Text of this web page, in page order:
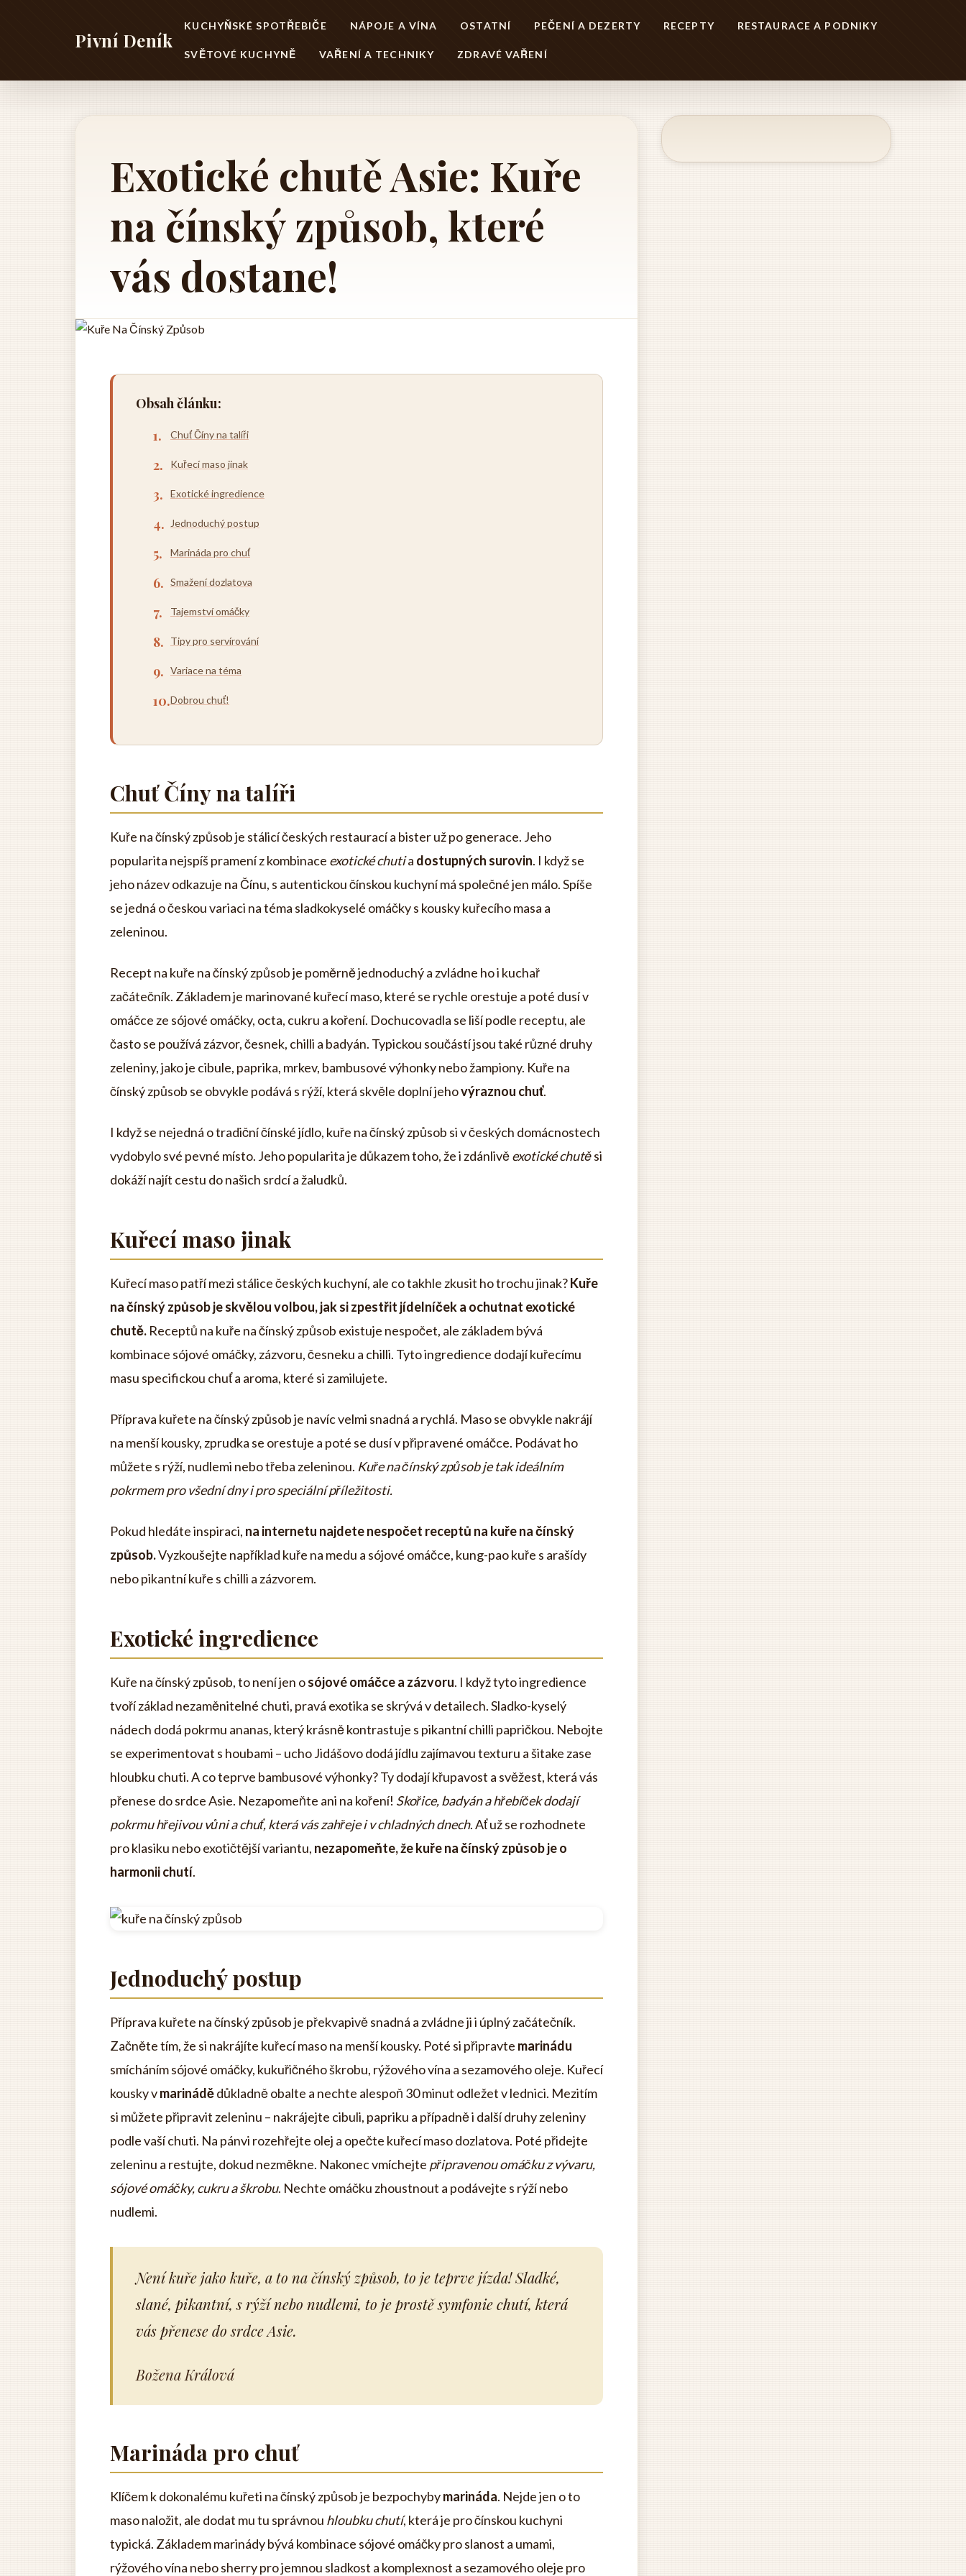
Pivní Deník
KUCHYŇSKÉ SPOTŘEBIČE NÁPOJE A VÍNA OSTATNÍ PEČENÍ A DEZERTY RECEPTY RESTAURACE A PODNIKY
SVĚTOVÉ KUCHYNĚ VAŘENÍ A TECHNIKY ZDRAVÉ VAŘENÍ
Exotické chutě Asie: Kuře
na čínský způsob, které
vás dostane!
Obsah článku:
Chuť Číny na talíři
Kuřecí maso jinak
Exotické ingredience
Jednoduchý postup
Marináda pro chuť
Smažení dozlatova
Tajemství omáčky
Tipy pro servírování
Variace na téma
Dobrou chuť!
Chuť Číny na talíři
Kuře na čínský způsob je stálicí českých restaurací a bister už po generace. Jeho
popularita nejspíš pramení z kombinace exotické chutia dostupných surovin. I když se
jeho název odkazuje na Čínu, s autentickou čínskou kuchyní má společné jen málo. Spíše
se jedná o českou variaci na téma sladkokyselé omáčky s kousky kuřecího masa a
zeleninou.
Recept na kuře na čínský způsob je poměrně jednoduchý a zvládne ho i kuchař
začátečník. Základem je marinované kuřecí maso, které se rychle orestuje a poté dusí v
omáčce ze sójové omáčky, octa, cukru a koření. Dochucovadla se liší podle receptu, ale
často se používá zázvor, česnek, chilli a badyán. Typickou součástí jsou také různé druhy
zeleniny, jako je cibule, paprika, mrkev, bambusové výhonky nebo žampiony. Kuře na
čínský způsob se obvykle podává s rýží, která skvěle doplní jehovýraznou chuť.
I když se nejedná o tradiční čínské jídlo, kuře na čínský způsob si v českých domácnostech
vydobylo své pevné místo. Jeho popularita je důkazem toho, že i zdánlivěexotické chutěsi
dokáží najít cestu do našich srdcí a žaludků.
Kuřecí maso jinak
Kuřecí maso patří mezi stálice českých kuchyní, ale co takhle zkusit ho trochu jinak?Kuře
na čínský způsob je skvělou volbou, jak si zpestřit jídelníček a ochutnat exotické
chutě. Receptů na kuře na čínský způsob existuje nespočet, ale základem bývá
kombinace sójové omáčky, zázvoru, česneku a chilli. Tyto ingredience dodají kuřecímu
masu specifickou chuť a aroma, které si zamilujete.
Příprava kuřete na čínský způsob je navíc velmi snadná a rychlá. Maso se obvykle nakrájí
na menší kousky, zprudka se orestuje a poté se dusí v připravené omáčce. Podávat ho
můžete s rýží, nudlemi nebo třeba zeleninou. Kuře na čínský způsob je tak ideálním
pokrmem pro všední dny i pro speciální příležitosti.
Pokud hledáte inspiraci, na internetu najdete nespočet receptů na kuře na čínský
způsob.Vyzkoušejte například kuře na medu a sójové omáčce, kung-pao kuře s arašídy
nebo pikantní kuře s chilli a zázvorem.
Exotické ingredience
Kuře na čínský způsob, to není jen osójové omáčce a zázvoru. I když tyto ingredience
tvoří základ nezaměnitelné chuti, pravá exotika se skrývá v detailech. Sladko-kyselý
nádech dodá pokrmu ananas, který krásně kontrastuje s pikantní chilli papričkou. Nebojte
se experimentovat s houbami – ucho Jidášovo dodá jídlu zajímavou texturu a šitake zase
hloubku chuti. A co teprve bambusové výhonky? Ty dodají křupavost a svěžest, která vás
přenese do srdce Asie. Nezapomeňte ani na koření! Skořice, badyán a hřebíček dodají
pokrmu hřejivou vůni a chuť, která vás zahřeje i v chladných dnech. Ať už se rozhodnete
pro klasiku nebo exotičtější variantu, nezapomeňte, že kuře na čínský způsob je o
harmonii chutí.
Jednoduchý postup
Příprava kuřete na čínský způsob je překvapivě snadná a zvládne ji i úplný začátečník.
Začněte tím, že si nakrájíte kuřecí maso na menší kousky. Poté si připravte marinádu
smícháním sójové omáčky, kukuřičného škrobu, rýžového vína a sezamového oleje. Kuřecí
kousky vmarinádědůkladně obalte a nechte alespoň 30 minut odležet v lednici. Mezitím
si můžete připravit zeleninu – nakrájejte cibuli, papriku a případně i další druhy zeleniny
podle vaší chuti. Na pánvi rozehřejte olej a opečte kuřecí maso dozlatova. Poté přidejte
zeleninu a restujte, dokud nezměkne. Nakonec vmíchejte připravenou omáčku z vývaru,
sójové omáčky, cukru a škrobu. Nechte omáčku zhoustnout a podávejte s rýží nebo
nudlemi.
Není kuře jako kuře, a to na čínský způsob, to je teprve jízda! Sladké,
slané, pikantní, s rýží nebo nudlemi, to je prostě symfonie chutí, která
vás přenese do srdce Asie.
Božena Králová
Marináda pro chuť
Klíčem k dokonalému kuřeti na čínský způsob je bezpochybymarináda. Nejde jen o to
maso naložit, ale dodat mu tu správnou hloubku chutí, která je pro čínskou kuchyni
typická. Základem marinády bývá kombinace sójové omáčky pro slanost a umami,
rýžového vína nebo sherry pro jemnou sladkost a komplexnost a sezamového oleje pro